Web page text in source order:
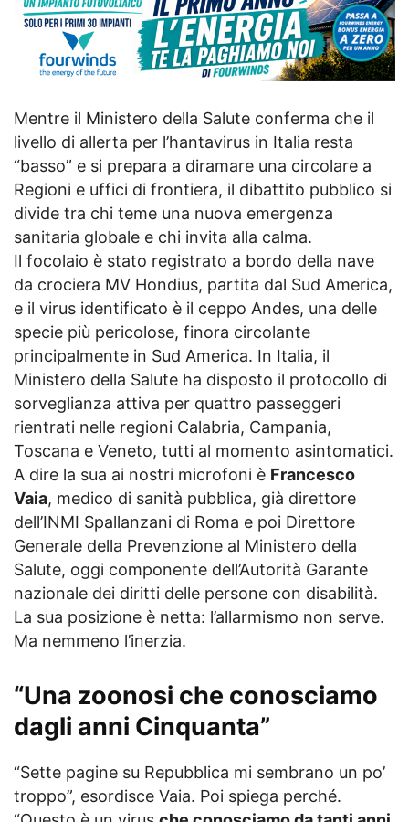
Mentre il Ministero della Salute conferma che il
livello di allerta per l’hantavirus in Italia resta
“basso” e si prepara a diramare una circolare a
Regioni e uffici di frontiera, il dibattito pubblico si
divide tra chi teme una nuova emergenza
sanitaria globale e chi invita alla calma.
Il focolaio è stato registrato a bordo della nave
da crociera MV Hondius, partita dal Sud America,
e il virus identificato è il ceppo Andes, una delle
specie più pericolose, finora circolante
principalmente in Sud America. In Italia, il
Ministero della Salute ha disposto il protocollo di
sorveglianza attiva per quattro passeggeri
rientrati nelle regioni Calabria, Campania,
Toscana e Veneto, tutti al momento asintomatici.
A dire la sua ai nostri microfoni è Francesco
Vaia, medico di sanità pubblica, già direttore
dell’INMI Spallanzani di Roma e poi Direttore
Generale della Prevenzione al Ministero della
Salute, oggi componente dell’Autorità Garante
nazionale dei diritti delle persone con disabilità.
La sua posizione è netta: l’allarmismo non serve.
Ma nemmeno l’inerzia.
“Una zoonosi che conosciamo
dagli anni Cinquanta”
“Sette pagine su Repubblica mi sembrano un po’
troppo”, esordisce Vaia. Poi spiega perché.